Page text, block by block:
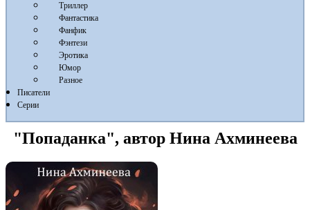
Триллер
Фантастика
Фанфик
Фэнтези
Эротика
Юмор
Разное
Писатели
Серии
"Попаданка", автор Нина Ахминеева